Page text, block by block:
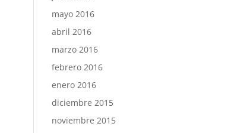
mayo 2016
abril 2016
marzo 2016
febrero 2016
enero 2016
diciembre 2015
noviembre 2015